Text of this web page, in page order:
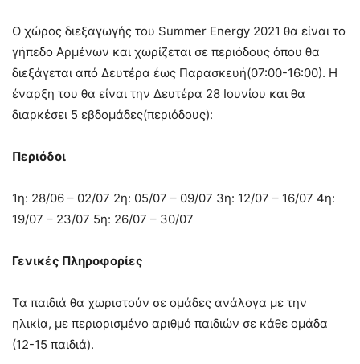
Ο χώρος διεξαγωγής του Summer Energy 2021 θα είναι το
γήπεδο Αρμένων και χωρίζεται σε περιόδους όπου θα
διεξάγεται από Δευτέρα έως Παρασκευή(07:00-16:00). Η
έναρξη του θα είναι την Δευτέρα 28 Ιουνίου και θα
διαρκέσει 5 εβδομάδες(περιόδους):
Περιόδοι
1η: 28/06 – 02/07 2η: 05/07 – 09/07 3η: 12/07 – 16/07 4η:
19/07 – 23/07 5η: 26/07 – 30/07
Γενικές Πληροφορίες
Τα παιδιά θα χωριστούν σε ομάδες ανάλογα με την
ηλικία, με περιορισμένο αριθμό παιδιών σε κάθε ομάδα
(12-15 παιδιά).